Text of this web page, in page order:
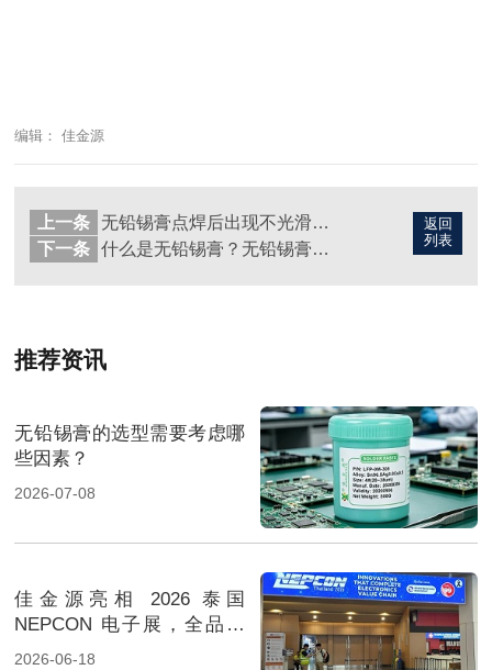
编辑： 佳金源
返回
列表
上一条
无铅锡膏点焊后出现不光滑？为什么会出现这种情况？
下一条
什么是无铅锡膏？无铅锡膏需要什么条件才能燃烧
推荐资讯
无铅锡膏的选型需要考虑哪
些因素？
2026-07-08
佳金源亮相 2026 泰国
NEPCON 电子展，全品类
焊料重磅展出，高性能锡膏
2026-06-18